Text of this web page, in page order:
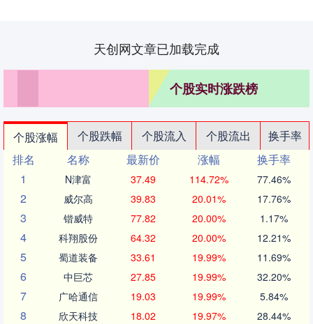
天创网文章已加载完成
个股实时涨跌榜
个股涨幅 个股跌幅 个股流入 个股流出
换手率
排名
名称 最新价 涨幅
换手率
1
N津富 37.49 114.72% 77.46%
2 威尔高 39.83 20.01% 17.76%
3 锴威特 77.82 20.00% 1.17%
4 科翔股份 64.32 20.00% 12.21%
5 蜀道装备 33.61 19.99% 11.69%
6 中巨芯 27.85 19.99% 32.20%
7 广哈通信 19.03 19.99% 5.84%
8 欣天科技 18.02 19.97% 28.44%